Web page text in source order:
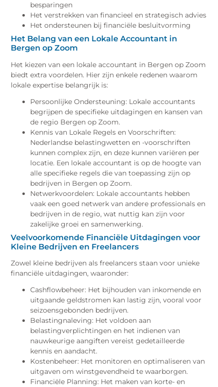
besparingen
Het verstrekken van financieel en strategisch advies
Het ondersteunen bij financiële besluitvorming
Het Belang van een Lokale Accountant in
Bergen op Zoom
Het kiezen van een lokale accountant in Bergen op Zoom
biedt extra voordelen. Hier zijn enkele redenen waarom
lokale expertise belangrijk is:
Persoonlijke Ondersteuning: Lokale accountants
begrijpen de specifieke uitdagingen en kansen van
de regio Bergen op Zoom.
Kennis van Lokale Regels en Voorschriften:
Nederlandse belastingwetten en -voorschriften
kunnen complex zijn, en deze kunnen variëren per
locatie. Een lokale accountant is op de hoogte van
alle specifieke regels die van toepassing zijn op
bedrijven in Bergen op Zoom.
Netwerkvoordelen: Lokale accountants hebben
vaak een goed netwerk van andere professionals en
bedrijven in de regio, wat nuttig kan zijn voor
zakelijke groei en samenwerking.
Veelvoorkomende Financiële Uitdagingen voor
Kleine Bedrijven en Freelancers
Zowel kleine bedrijven als freelancers staan voor unieke
financiële uitdagingen, waaronder:
Cashflowbeheer: Het bijhouden van inkomende en
uitgaande geldstromen kan lastig zijn, vooral voor
seizoensgebonden bedrijven.
Belastingnaleving: Het voldoen aan
belastingverplichtingen en het indienen van
nauwkeurige aangiften vereist gedetailleerde
kennis en aandacht.
Kostenbeheer: Het monitoren en optimaliseren van
uitgaven om winstgevendheid te waarborgen.
Financiële Planning: Het maken van korte- en